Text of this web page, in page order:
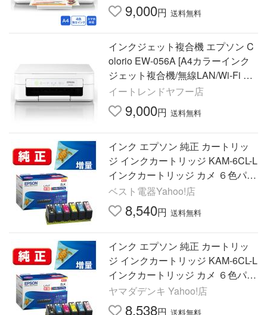
9,000円 送料無料
インクジェット複合機 エプソン C
olorio EW-056A [A4カラーインク
ジェット複合機/無線LAN/Wi-Fi Dir
ect]
イートレンドヤフー店
9,000円 送料無料
インク エプソン 純正 カートリッ
ジ インクカートリッジ KAM-6CL-L
インクカートリッジ カメ ６色パッ
クL 増量 インク
ベスト電器Yahoo!店
8,540円 送料無料
インク エプソン 純正 カートリッ
ジ インクカートリッジ KAM-6CL-L
インクカートリッジ カメ ６色パッ
クL 増量 インク
ヤマダデンキ Yahoo!店
8,538円 送料無料